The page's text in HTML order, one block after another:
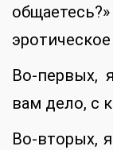
Во-первых,
вам дело, с
Во-вторых,